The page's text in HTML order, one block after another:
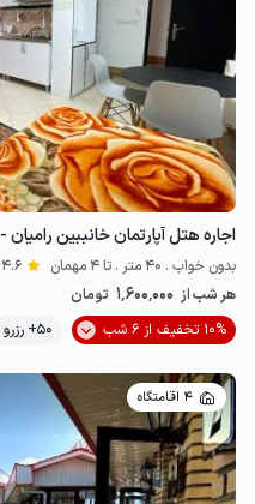
اجاره هتل آپارتمان خانببین رامیان - ۳ تخته
بدون خواب . 40 متر . تا 4 مهمان 4.6
هر شب از 1٬600٬000 تومان
10% تخفیف از 6 شب
50+ رزرو موفق
4 اقامتگاه